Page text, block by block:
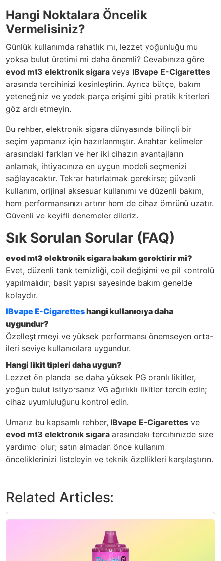
Hangi Noktalara Öncelik
Vermelisiniz?
Günlük kullanımda rahatlık mı, lezzet yoğunluğu mu
yoksa bulut üretimi mi daha önemli? Cevabınıza göre
evod mt3 elektronik sigara veya IBvape E-Cigarettes
arasında tercihinizi kesinleştirin. Ayrıca bütçe, bakım
yeteneğiniz ve yedek parça erişimi gibi pratik kriterleri
göz ardı etmeyin.
Bu rehber, elektronik sigara dünyasında bilinçli bir
seçim yapmanız için hazırlanmıştır. Anahtar kelimeler
arasındaki farkları ve her iki cihazın avantajlarını
anlamak, ihtiyacınıza en uygun modeli seçmenizi
sağlayacaktır. Tekrar hatırlatmak gerekirse; güvenli
kullanım, orijinal aksesuar kullanımı ve düzenli bakım,
hem performansınızı artırır hem de cihaz ömrünü uzatır.
Güvenli ve keyifli denemeler dileriz.
Sık Sorulan Sorular (FAQ)
evod mt3 elektronik sigara bakım gerektirir mi?
Evet, düzenli tank temizliği, coil değişimi ve pil kontrolü
yapılmalıdır; basit yapısı sayesinde bakım genelde
kolaydır.
IBvape E-Cigaretteshangi kullanıcıya daha
uygundur?
Özelleştirmeyi ve yüksek performansı önemseyen orta-
ileri seviye kullanıcılara uygundur.
Hangi likit tipleri daha uygun?
Lezzet ön planda ise daha yüksek PG oranlı likitler,
yoğun bulut istiyorsanız VG ağırlıklı likitler tercih edin;
cihaz uyumluluğunu kontrol edin.
Umarız bu kapsamlı rehber, IBvape E-Cigarettes ve
evod mt3 elektronik sigara arasındaki tercihinizde size
yardımcı olur; satın almadan önce kullanım
önceliklerinizi listeleyin ve teknik özellikleri karşılaştırın.
Related Articles: